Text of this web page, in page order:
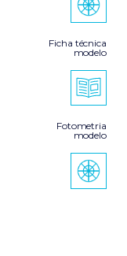
Ficha técnica
modelo
Fotometria
modelo